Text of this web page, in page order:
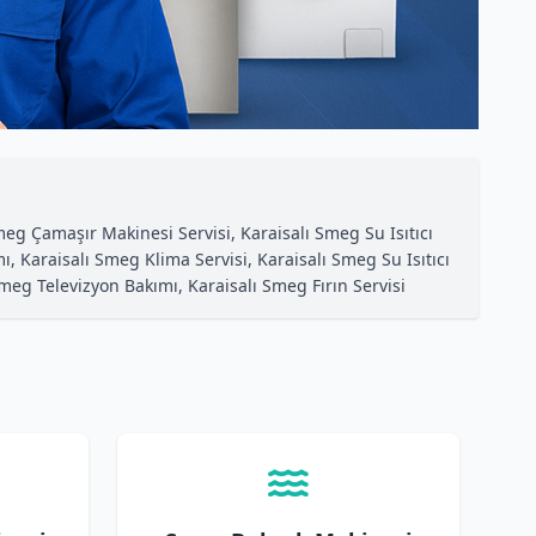
Çamaşır Makinesi Servisi, Karaisalı Smeg Su Isıtıcı
Smeg Klima Servisi, Karaisalı Smeg Su Isıtıcı
Televizyon Bakımı, Karaisalı Smeg Fırın Servisi